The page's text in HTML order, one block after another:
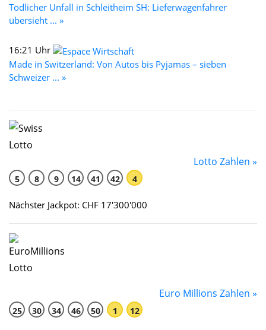
Tödlicher Unfall in Schleitheim SH: Lieferwagenfahrer
übersieht ... »
16:21 Uhr
Made in Switzerland: Von Autos bis Pyjamas – sieben
Schweizer ... »
Lotto Zahlen »
5 8 9 14 41 42 4
Nächster Jackpot: CHF 17'300'000
Euro Millions Zahlen »
25 30 34 46 50 1 12